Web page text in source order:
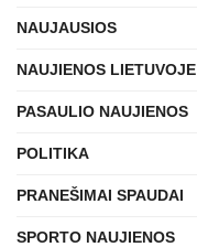
NAUJAUSIOS
NAUJIENOS LIETUVOJE
PASAULIO NAUJIENOS
POLITIKA
PRANEŠIMAI SPAUDAI
SPORTO NAUJIENOS